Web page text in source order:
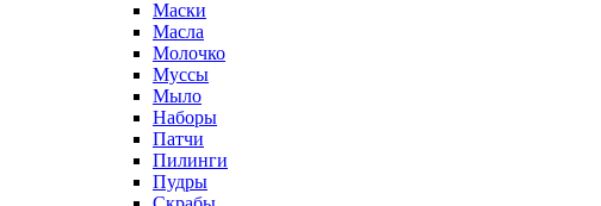
Маски
Масла
Молочко
Муссы
Мыло
Наборы
Патчи
Пилинги
Пудры